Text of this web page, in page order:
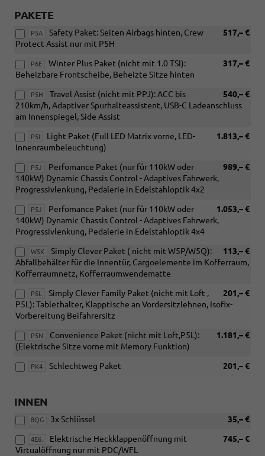
PAKETE
P5A 517,– €
Safety Paket: Seiten Airbags hinten, Crew
Protect Assist nur mit P5H
P6E 317,– €
Winter Plus Paket (nicht mit 1.0 TSI):
Beheizbare Frontscheibe, Beheizte Sitze hinten
P5H 540,– €
Travel Assist (nicht mit PPJ): ACC bis
210km/h, Adaptiver Spurhalteassistent, USB-C Ladeanschluss
am Innenspiegel, Side Assist
P5I 1.813,– €
Light Paket (Full LED Matrix vorne, LED-
Innenraumbeleuchtung)
P5J 989,– €
Perfomance Paket (nur für 110kW oder
140kW) Dynamic Chassis Control - Adaptives Fahrwerk,
Progressivlenkung, Pedalerie in Edelstahloptik 4x2
P5J 1.053,– €
Perfomance Paket (nur für 110kW oder
140kW) Dynamic Chassis Control - Adaptives Fahrwerk,
Progressivlenkung, Pedalerie in Edelstahloptik 4x4
W5K 113,– €
Simply Clever Paket ( nicht mit W5P/W5Q):
Abfallbehälter für die Innentür, Cargoelemente im Kofferraum,
Kofferraumnetz, Kofferraumwendematte
P5L 201,– €
Simply Clever Family Paket (nicht mit Loft ,
P5L): Tablethalter, Klapptische an Vordersitzlehnen, Isofix-
Vorbereitung Beifahrersitz
P5N 1.181,– €
Convenience Paket (nicht mit Loft,P5L):
(Elektrische Sitze vorne mit Memory Funktion)
PK4 201,– €
Schlechtweg Paket
INNEN
8QG 35,– €
3x Schlüssel
4E6. 745,– €
Elektrische Heckklappenöffnung mit
Virtualöffnung nur mit PDC/WFL